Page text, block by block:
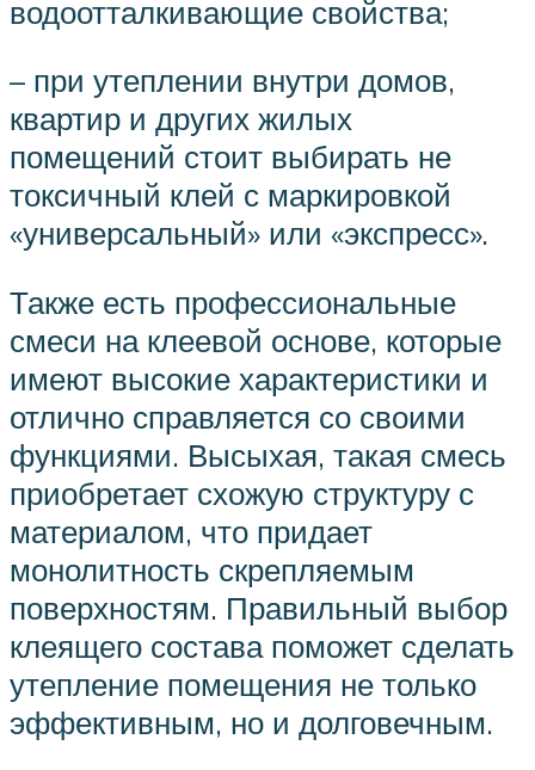
водоотталкивающие свойства;
– при утеплении внутри домов,
квартир и других жилых
помещений стоит выбирать не
токсичный клей с маркировкой
«универсальный» или «экспресс».
Также есть профессиональные
смеси на клеевой основе, которые
имеют высокие характеристики и
отлично справляется со своими
функциями. Высыхая, такая смесь
приобретает схожую структуру с
материалом, что придает
монолитность скрепляемым
поверхностям. Правильный выбор
клеящего состава поможет сделать
утепление помещения не только
эффективным, но и долговечным.